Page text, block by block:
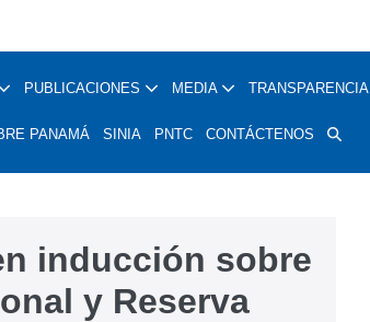
PUBLICACIONES MEDIA TRANSPARENCIA
PANAMÁ SINIA PNTC CONTÁCTENOS
inducción sobre
y Reserva